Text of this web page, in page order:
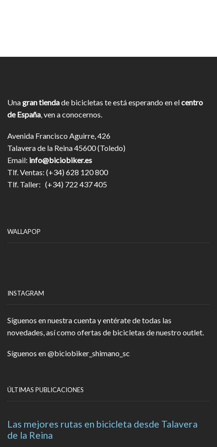
Unagran tiendade bicicletas te está esperando en elcentro
de España, ven a conocernos.
Avenida Francisco Aguirre, 426
Talavera de la Reina 45600 (Toledo)
Email: info@biciobiker.es
Tlf. Ventas: (+34) 628 120 800
Tlf. Taller: (+34) 722 437 405
WALLAPOP
INSTAGRAM
Síguenos en nuestra cuenta y entérate de todas las
novedades, así como ofertas de bicicletas de nuestro outlet.
Síguenos en@biciobiker_shimano_sc
ÚLTIMAS PUBLICACIONES
Las mejores rutas en bicicleta desde Talavera
de la Reina